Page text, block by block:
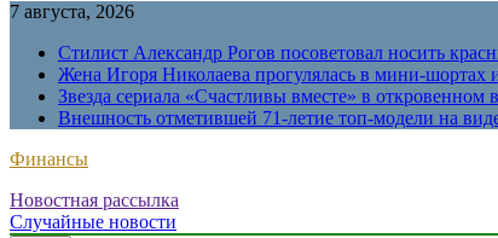
7 августа, 2026
Стилист Александр Рогов посоветовал носить
Жена Игоря Николаева прогулялась в мини-шортах
Звезда сериала «Счастливы вместе» в откровенном
Внешность отметившей 71-летие топ-модели на
Финансы
Новостная рассылка
Случайные новости